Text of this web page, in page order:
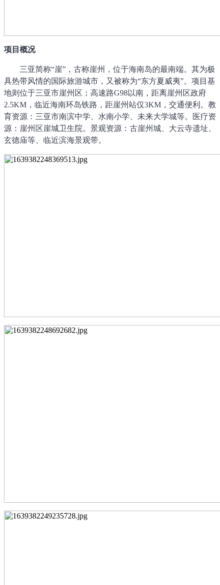
项目概况
三亚简称“崖”，古称崖州，位于海南岛的最南端。其为极
具热带风情的国际旅游城市，又被称为“东方夏威夷”。项目基
地则位于三亚市崖州区；高速路G98以南，距离崖州区政府
2.5KM，临近海南环岛铁路，距崖州站仅3KM，交通便利。教
育资源：三亚市南滨中学、水南小学、未来大学城等。医疗资
源：崖州区崖城卫生院。景观资源：古崖州城、大云寺遗址、
玄德庙等、临近滨海景观带。